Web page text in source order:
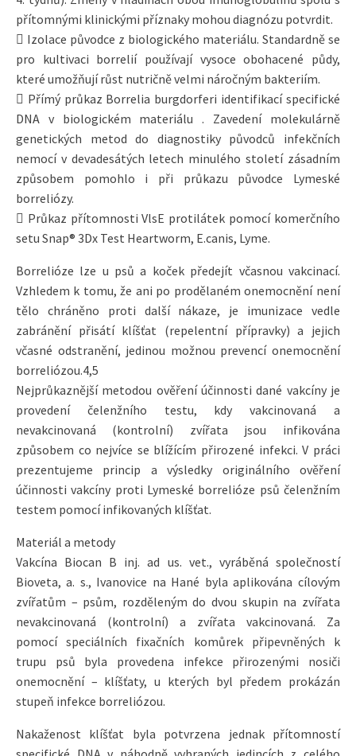
přítomnými klinickými příznaky mohou diagnózu potvrdit.
 Izolace původce z biologického materiálu. Standardně se
pro kultivaci borrelií používají vysoce obohacené půdy,
které umožňují růst nutričně velmi náročným bakteriím.
 Přímý průkaz Borrelia burgdorferi identifikací specifické
DNA v biologickém materiálu . Zavedení molekulárně
genetických metod do diagnostiky původců infekčních
nemocí v devadesátých letech minulého století zásadním
způsobem pomohlo i při průkazu původce Lymeské
borreliózy.
 Průkaz přítomnosti VlsE protilátek pomocí komerčního
setu Snap® 3Dx Test Heartworm, E.canis, Lyme.
Borrelióze lze u psů a koček předejít včasnou vakcinací.
Vzhledem k tomu, že ani po prodělaném onemocnění není
tělo chráněno proti další nákaze, je imunizace vedle
zabránění přisátí klíšťat (repelentní přípravky) a jejich
včasné odstranění, jedinou možnou prevencí onemocnění
borreliózou.4,5
Nejprůkaznější metodou ověření účinnosti dané vakcíny je
provedení čelenžního testu, kdy vakcinovaná a
nevakcinovaná (kontrolní) zvířata jsou infikována
způsobem co nejvíce se blížícím přirozené infekci. V práci
prezentujeme princip a výsledky originálního ověření
účinnosti vakcíny proti Lymeské borrelióze psů čelenžním
testem pomocí infikovaných klíšťat.
Materiál a metody
Vakcína Biocan B inj. ad us. vet., vyráběná společností
Bioveta, a. s., Ivanovice na Hané byla aplikována cílovým
zvířatům – psům, rozděleným do dvou skupin na zvířata
nevakcinovaná (kontrolní) a zvířata vakcinovaná. Za
pomocí speciálních fixačních komůrek připevněných k
trupu psů byla provedena infekce přirozenými nosiči
onemocnění – klíšťaty, u kterých byl předem prokázán
stupeň infekce borreliózou.
Nakaženost klíšťat byla potvrzena jednak přítomností